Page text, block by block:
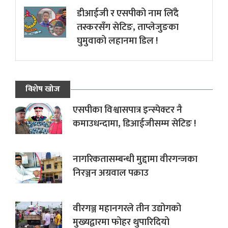
डीआईजी र एसपीको नाम लिँदै
तस्करसँग सेटिङ, ताप्लेजुङका
घुमुवाको लहानमा डिल !
विशेष खोज
एसपीका विश्वासपात्र इन्स्पेक्टर नै
कमाउधन्दामा, डिआईजीसम्म सेटिङ !
नागरिकतासम्बन्धी मुद्दामा वीरगन्जका
निरञ्जन अग्रवाल पक्राउ
वीरगञ्ज महानगरले तीन उद्योगको
मुख्यद्वारमा फोहर थुपारिदियो